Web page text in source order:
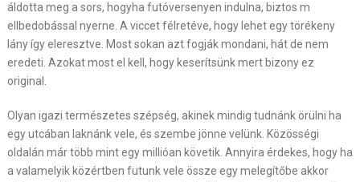
áldotta meg a sors, hogyha futóversenyen indulna, biztos m
ellbedobással nyerne. A viccet félretéve, hogy lehet egy törékeny
lány így eleresztve. Most sokan azt fogják mondani, hát de nem
eredeti. Azokat most el kell, hogy keserítsünk mert bizony ez
original.
Olyan igazi természetes szépség, akinek mindig tudnánk örülni ha
egy utcában laknánk vele, és szembe jönne velünk. Közösségi
oldalán már több mint egy millióan követik. Annyira érdekes, hogy ha
a valamelyik közértben futunk vele össze egy melegítőbe akkor